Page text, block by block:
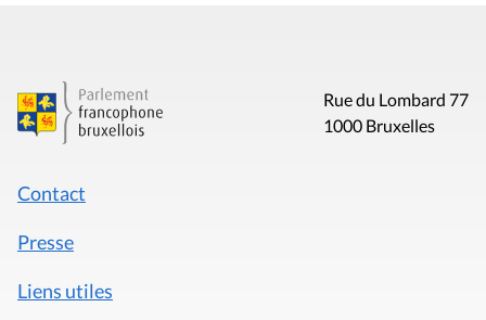
Rue du Lombard 77
1000 Bruxelles
Contact
Presse
Liens utiles